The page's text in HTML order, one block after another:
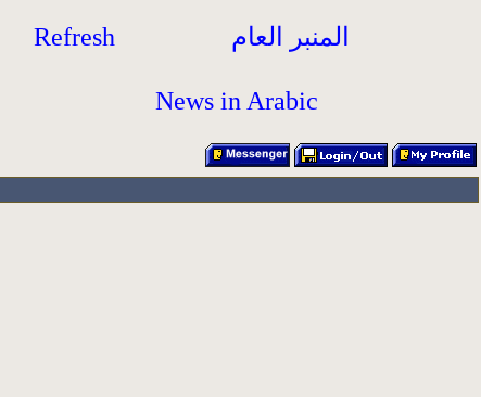
Refresh المنبر العام
News in Arabic